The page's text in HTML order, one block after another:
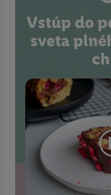
Vstúp do
sveta